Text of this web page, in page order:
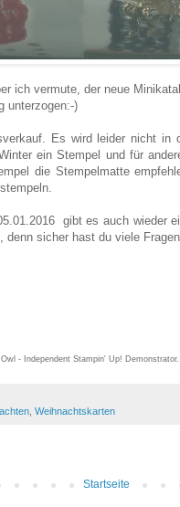
ich vermute, der neue
unterzogen:-)
Es wird leider nicht in
ein Stempel und für
die Stempelmatte
gibt es auch wieder
, denn sicher hast du viele
- Independent Stampin' Up! Demonstrator.
Weihnachtskarten
Startseite